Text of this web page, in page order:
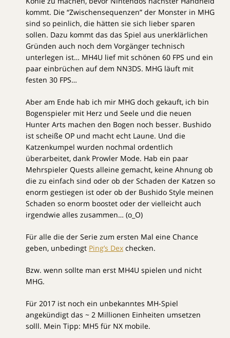
kommt. Die “Zwischensequenzen” der Monster in MHG
sind so peinlich, die hätten sie sich lieber sparen
sollen. Dazu kommt das das Spiel aus unerklärlichen
Gründen auch noch dem Vorgänger technisch
unterlegen ist… MH4U lief mit schönen 60 FPS und ein
paar einbrüchen auf dem NN3DS. MHG läuft mit
festen 30 FPS…
Aber am Ende hab ich mir MHG doch gekauft, ich bin
Bogenspieler mit Herz und Seele und die neuen
Hunter Arts machen den Bogen noch besser. Bushido
ist scheiße OP und macht echt Laune. Und die
Katzenkumpel wurden nochmal ordentlich
überarbeitet, dank Prowler Mode. Hab ein paar
Mehrspieler Quests alleine gemacht, keine Ahnung ob
die zu einfach sind oder ob der Schaden der Katzen so
enorm gestiegen ist oder ob der Bushido Style meinen
Schaden so enorm boostet oder der vielleicht auch
irgendwie alles zusammen… (o_O)
Für alle die der Serie zum ersten Mal eine Chance
geben, unbedingt Ping’s Dex checken.
Bzw. wenn sollte man erst MH4U spielen und nicht
MHG.
Für 2017 ist noch ein unbekanntes MH-Spiel
angekündigt das ~ 2 Millionen Einheiten umsetzen
solll. Mein Tipp: MH5 für NX mobile.